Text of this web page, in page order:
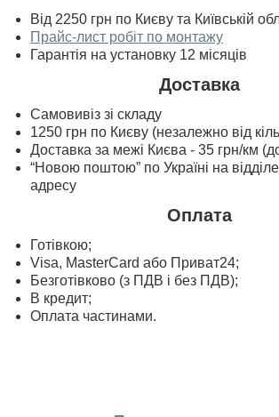
Від 2250 грн по Києву та Київській
Прайс-лист робіт по монтажу
Гарантія на установку 12 місяців
Доставка
Самовивіз зі складу
1250 грн по Києву (незалежно від
Доставка за межі Києва - 35 грн/км
“Новою поштою” по Україні на
адресу
Оплата
Готівкою;
Visa, MasterСard або Приват24;
Безготівково (з ПДВ і без ПДВ);
В кредит;
Оплата частинами.